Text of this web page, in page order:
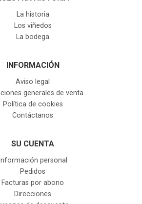
La historia
Los viñedos
La bodega
INFORMACIÓN
Aviso legal
generales de venta
Política de cookies
Contáctanos
SU CUENTA
Información personal
Pedidos
Facturas por abono
Direcciones